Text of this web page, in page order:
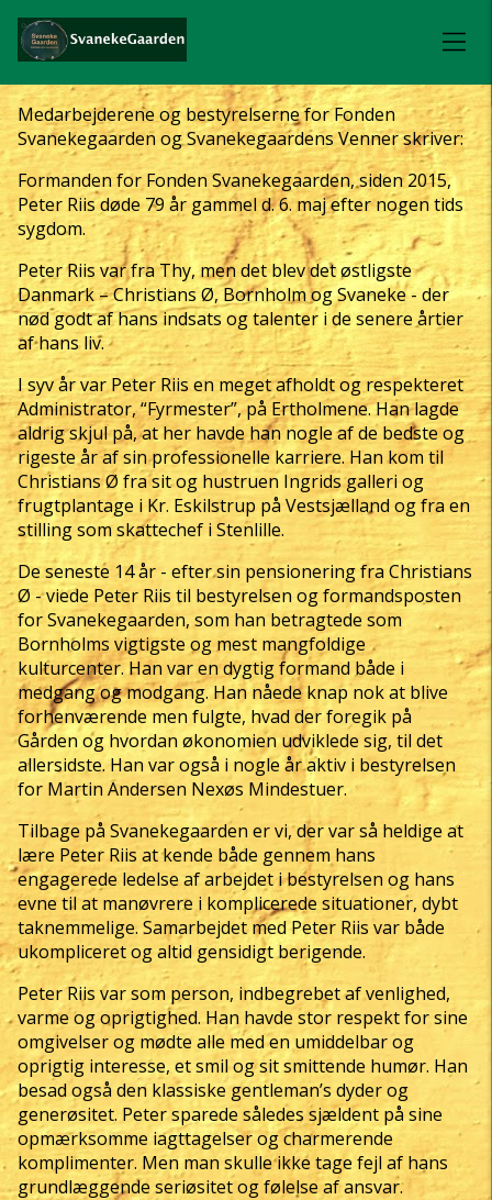
Medarbejderene og bestyrelserne for Fonden
Svanekegaarden og Svanekegaardens Venner skriver:
Formanden for Fonden Svanekegaarden, siden 2015,
Peter Riis døde 79 år gammel d. 6. maj efter nogen tids
sygdom.
Peter Riis var fra Thy, men det blev det østligste
Danmark – Christians Ø, Bornholm og Svaneke - der
nød godt af hans indsats og talenter i de senere årtier
af hans liv.
I syv år var Peter Riis en meget afholdt og respekteret
Administrator, “Fyrmester”, på Ertholmene. Han lagde
aldrig skjul på, at her havde han nogle af de bedste og
rigeste år af sin professionelle karriere. Han kom til
Christians Ø fra sit og hustruen Ingrids galleri og
frugtplantage i Kr. Eskilstrup på Vestsjælland og fra en
stilling som skattechef i Stenlille.
De seneste 14 år - efter sin pensionering fra Christians
Ø - viede Peter Riis til bestyrelsen og formandsposten
for Svanekegaarden, som han betragtede som
Bornholms vigtigste og mest mangfoldige
kulturcenter. Han var en dygtig formand både i
medgang og modgang. Han nåede knap nok at blive
forhenværende men fulgte, hvad der foregik på
Gården og hvordan økonomien udviklede sig, til det
allersidste. Han var også i nogle år aktiv i bestyrelsen
for Martin Andersen Nexøs Mindestuer.
Tilbage på Svanekegaarden er vi, der var så heldige at
lære Peter Riis at kende både gennem hans
engagerede ledelse af arbejdet i bestyrelsen og hans
evne til at manøvrere i komplicerede situationer, dybt
taknemmelige. Samarbejdet med Peter Riis var både
ukompliceret og altid gensidigt berigende.
Peter Riis var som person, indbegrebet af venlighed,
varme og oprigtighed. Han havde stor respekt for sine
omgivelser og mødte alle med en umiddelbar og
oprigtig interesse, et smil og sit smittende humør. Han
besad også den klassiske gentleman’s dyder og
generøsitet. Peter sparede således sjældent på sine
opmærksomme iagttagelser og charmerende
komplimenter. Men man skulle ikke tage fejl af hans
grundlæggende seriøsitet og følelse af ansvar.